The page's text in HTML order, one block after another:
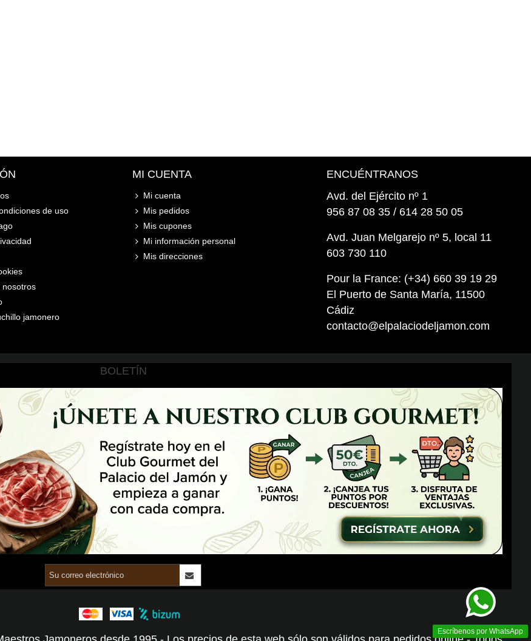
de uso
nosotros
jamonero
MI CUENTA
Mi cuenta
Mis pedidos
Mis cupones
Mi información personal
Mis direcciones
ENCUÉNTRANOS
Avd. del Ejército nº 1
956 87 08 35 / 614 28 50 05
Avd. Juan Melgarejo nº 5, local 11
603 730 110
Pour la France: (+34) 660 39 19 29
El Puerto de Santa María, 11500
Cádiz
contacto@elpalaciodeljamon.com
Escríbenos por WhatsApp
BOLETÍN